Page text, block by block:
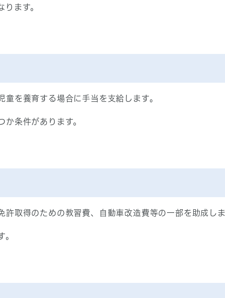
ります。
を養育する場合に手当を支給します。
か条件があります。
許取得のための教習費、自動車改造費等の一部を助成し
。